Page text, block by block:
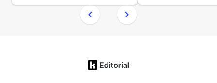
Renteneintritt jenseits der 67